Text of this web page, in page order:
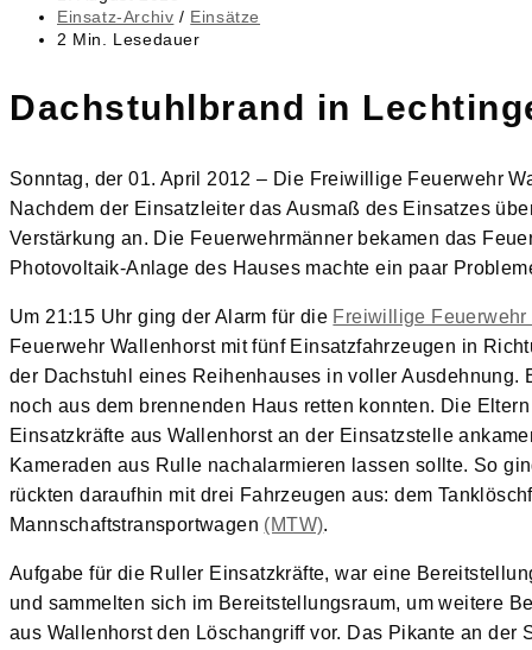
veröffentlicht:
Beitrags-
Kategorie:
Einsatz-Archiv / Einsätze
Lesedauer:
2 Min. Lesedauer
Dachstuhlbrand in
Sonntag, der 01. April 2012 – Die Freiwillige Feuerwehr
Nachdem der Einsatzleiter das Ausmaß des Einsatzes
Verstärkung an. Die Feuerwehrmänner bekamen das
Photovoltaik-Anlage des Hauses machte ein paar
Um 21:15 Uhr ging der Alarm für die Freiwillige Feuerwehr
Feuerwehr Wallenhorst mit fünf Einsatzfahrzeugen in
der Dachstuhl eines Reihenhauses in voller
noch aus dem brennenden Haus retten konnten. Die
Einsatzkräfte aus Wallenhorst an der Einsatzstelle
Kameraden aus Rulle nachalarmieren lassen sollte. So
rückten daraufhin mit drei Fahrzeugen aus: dem
Mannschaftstransportwagen (MTW).
Aufgabe für die Ruller Einsatzkräfte, war eine
und sammelten sich im Bereitstellungsraum, um weitere
aus Wallenhorst den Löschangriff vor. Das Pikante an